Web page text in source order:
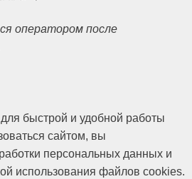
оператором после
быстрой и удобной работы
сайтом, вы
персональных данных и
использования файлов cookies.